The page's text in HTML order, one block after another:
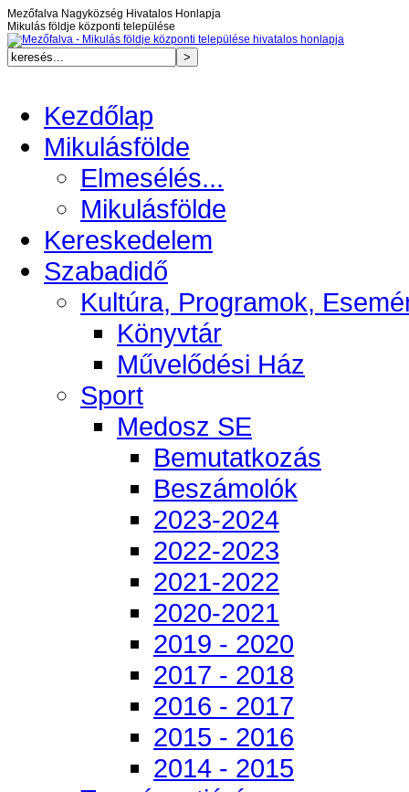
Mezőfalva Nagyközség Hivatalos Honlapja
Mikulás földje központi települése
Kezdőlap
Mikulásfölde
Elmesélés...
Mikulásfölde
Kereskedelem
Szabadidő
Kultúra, Programok,
Könyvtár
Művelődési Ház
Sport
Medosz SE
Bemutatkozás
Beszámolók
2023-2024
2022-2023
2021-2022
2020-2021
2019 - 2020
2017 - 2018
2016 - 2017
2015 - 2016
2014 - 2015